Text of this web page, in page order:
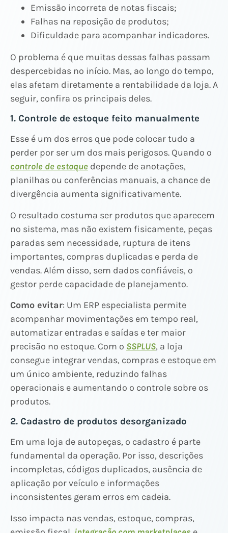
Emissão incorreta de notas fiscais;
Falhas na reposição de produtos;
Dificuldade para acompanhar indicadores.
O problema é que muitas dessas falhas passam
despercebidas no início. Mas, ao longo do tempo,
elas afetam diretamente a rentabilidade da loja. A
seguir, confira os principais deles.
1. Controle de estoque feito manualmente
Esse é um dos erros que pode colocar tudo a
perder por ser um dos mais perigosos. Quando o
controle de estoque depende de anotações,
planilhas ou conferências manuais, a chance de
divergência aumenta significativamente.
O resultado costuma ser produtos que aparecem
no sistema, mas não existem fisicamente, peças
paradas sem necessidade, ruptura de itens
importantes, compras duplicadas e perda de
vendas. Além disso, sem dados confiáveis, o
gestor perde capacidade de planejamento.
Como evitar: Um ERP especialista permite
acompanhar movimentações em tempo real,
automatizar entradas e saídas e ter maior
precisão no estoque. Com o SSPLUS, a loja
consegue integrar vendas, compras e estoque em
um único ambiente, reduzindo falhas
operacionais e aumentando o controle sobre os
produtos.
2. Cadastro de produtos desorganizado
Em uma loja de autopeças, o cadastro é parte
fundamental da operação. Por isso, descrições
incompletas, códigos duplicados, ausência de
aplicação por veículo e informações
inconsistentes geram erros em cadeia.
Isso impacta nas vendas, estoque, compras,